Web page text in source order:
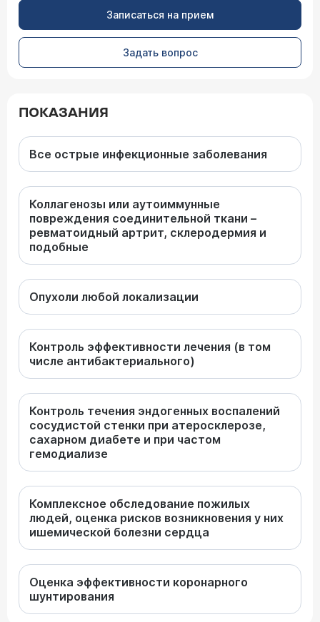
Записаться на прием
Задать вопрос
ПОКАЗАНИЯ
Все острые инфекционные заболевания
Коллагенозы или аутоиммунные
повреждения соединительной ткани –
ревматоидный артрит, склеродермия и
подобные
Опухоли любой локализации
Контроль эффективности лечения (в том
числе антибактериального)
Контроль течения эндогенных воспалений
сосудистой стенки при атеросклерозе,
сахарном диабете и при частом
гемодиализе
Комплексное обследование пожилых
людей, оценка рисков возникновения у них
ишемической болезни сердца
Оценка эффективности коронарного
шунтирования